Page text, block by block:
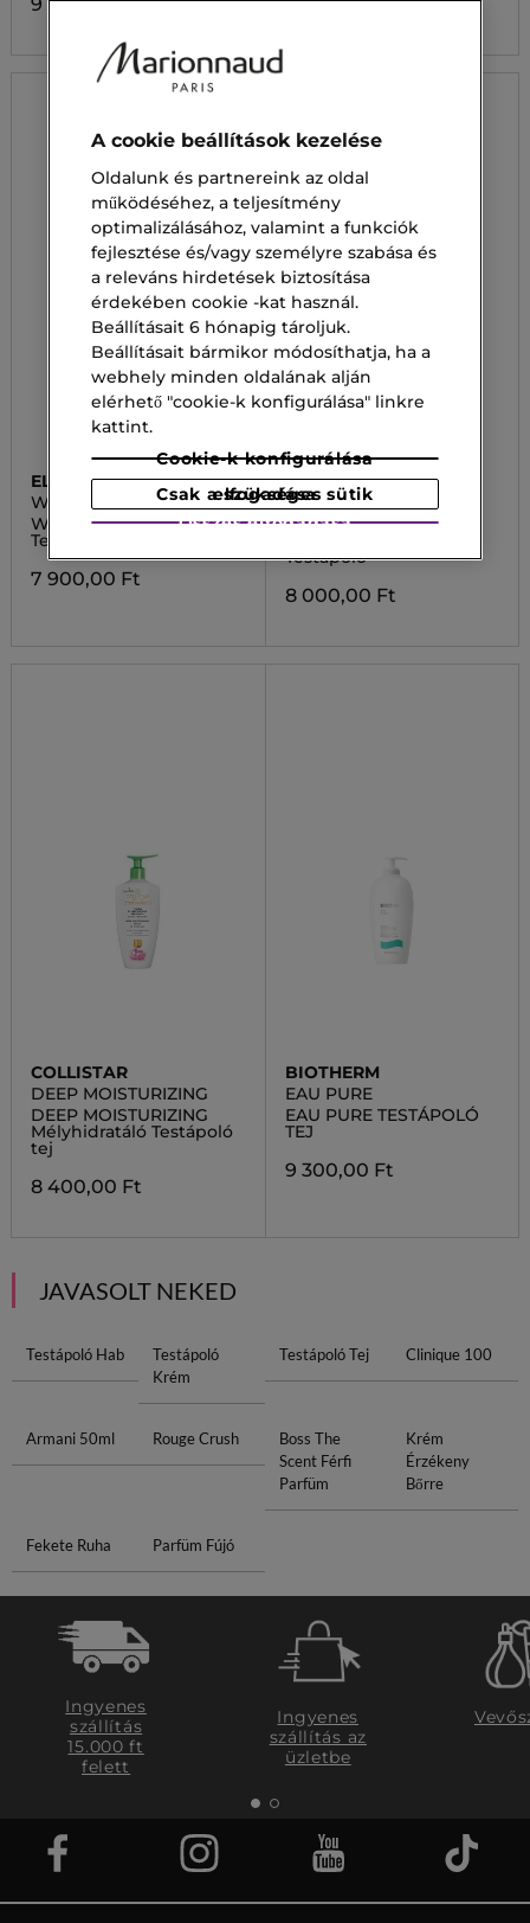
ELIZABETH ARDEN
WHITE TEA
White Tea Ginger Lily
Testápoló Krém
7 900,00 Ft
CLARINS
BODY SMOOTHING
BODY SMOOTHING
Testápoló
8 000,00 Ft
COLLISTAR
DEEP MOISTURIZING
DEEP MOISTURIZING
Mélyhidratáló Testápoló
tej
8 400,00 Ft
BIOTHERM
EAU PURE
EAU PURE TESTÁPOLÓ
TEJ
9 300,00 Ft
JAVASOLT NEKED
Testápoló Hab
Testápoló
Krém
Testápoló Tej Clinique 100
Armani 50ml Rouge Crush
Boss The
Scent Férfi
Parfüm
Krém
Érzékeny
Bőrre
Fekete Ruha Parfüm Fújó
Ingyenes
szállítás
15.000 ft
felett
Ingyenes
szállítás az
üzletbe
A cookie beállítások kezelése
Oldalunk és partnereink az oldal
működéséhez, a teljesítmény
optimalizálásához, valamint a funkciók
fejlesztése és/vagy személyre szabása és
a releváns hirdetések biztosítása
érdekében cookie -kat használ.
Beállításait 6 hónapig tároljuk.
Beállításait bármikor módosíthatja, ha a
webhely minden oldalának alján
elérhető "cookie-k konfigurálása" linkre
kattint.
Cookie-k konfigurálása
Csak a szükséges sütik elfogadása
Összes elfogadása